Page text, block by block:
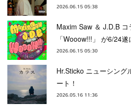
2026.06.15 05:38
Maxim Saw ＆ J.D.B
「Wooow!!!」 が6/24
2026.06.15 05:30
Hr.Sticko ニューシング
ート！
2026.05.16 11:36